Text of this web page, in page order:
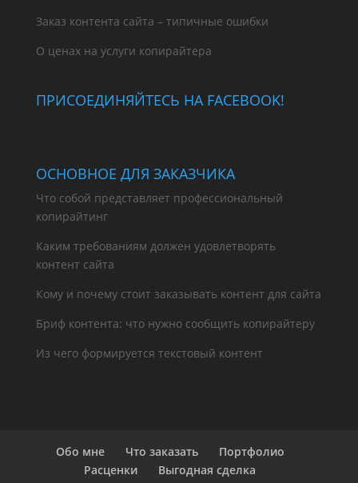
Заказ контента сайта – типичные ошибки
О ценах на услуги копирайтера
ПРИСОЕДИНЯЙТЕСЬ НА FACEBOOK!
ОСНОВНОЕ ДЛЯ ЗАКАЗЧИКА
Что собой представляет профессиональный
копирайтинг
Каким требованиям должен удовлетворять
контент сайта
Кому и почему стоит заказывать контент для сайта
Бриф контента: что нужно сообщить копирайтеру
Из чего формируется текстовый контент
Обо мне Что заказать
Портфолио
Расценки
Выгодная сделка